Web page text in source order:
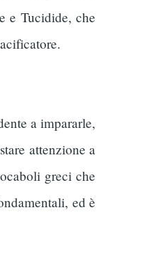
e Tucidide, che
a impararle,
attenzione a
greci che
ed è